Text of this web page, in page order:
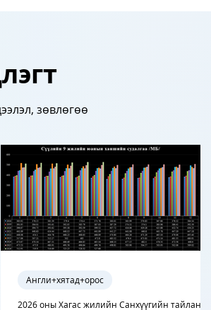
зөвлөгөө
2026 оны Хагас жилийн Санхүүгийн тайландаа
Англи+хятад+орос